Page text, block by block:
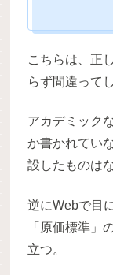
こちらは、正
らず間違って
アカデミック
か書かれてい
設したものはな
逆にWebで目
「原価標準」
立つ。